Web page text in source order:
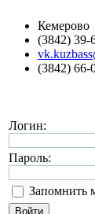
Кемерово
(3842) 39-
(3842)
Логин:
Пароль:
Запомнить